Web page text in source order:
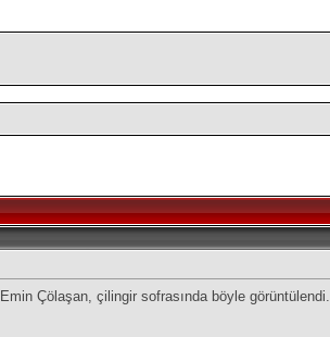
Çölaşan, çilingir sofrasında böyle görüntülendi.